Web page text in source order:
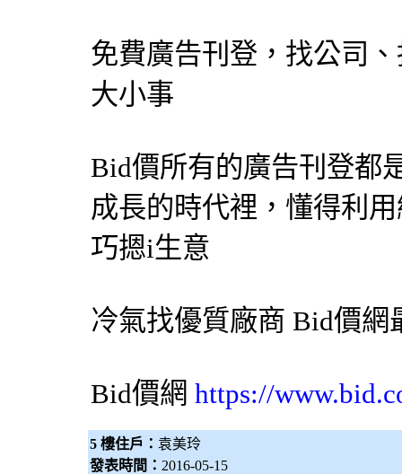
免費廣告刊登，找公司
大小事
Bid價所有的廣告刊登都
成長的時代裡，懂得利
巧摁i生意
冷氣找優質廠商 Bid價網
Bid價網 https://
5 樓住戶： 袁美玲
發表時間： 2016-05-15